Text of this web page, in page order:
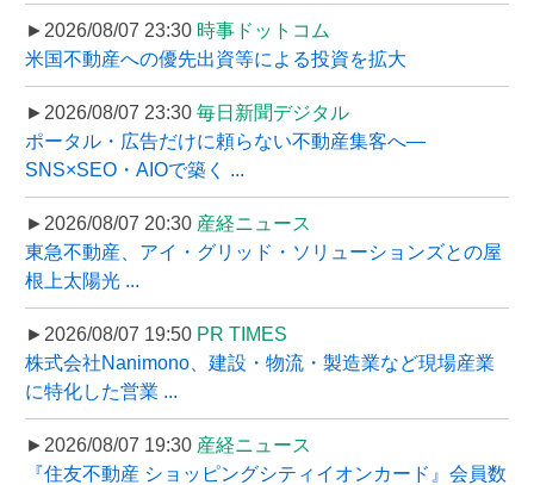
►2026/08/07 23:30 時事ドットコム
米国不動産への優先出資等による投資を拡大
►2026/08/07 23:30 毎日新聞デジタル
ポータル・広告だけに頼らない不動産集客へ―
SNS×SEO・AIOで築く ...
►2026/08/07 20:30 産経ニュース
東急不動産、アイ・グリッド・ソリューションズとの屋
根上太陽光 ...
►2026/08/07 19:50 PR TIMES
株式会社Nanimono、建設・物流・製造業など現場産業
に特化した営業 ...
►2026/08/07 19:30 産経ニュース
『住友不動産 ショッピングシティイオンカード』会員数